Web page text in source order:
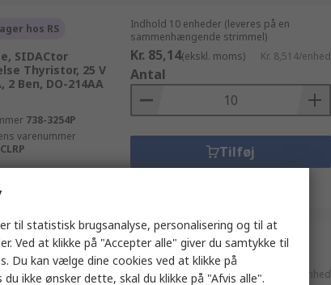
hos RS
SIDACtor
Thyristor, 25 V
2 Ben, DO-214AA
738-3254P
varenummer
Indhold 10 enheder (leveres på en
sammenhængende strimmel)
Kr. 85,14(ekskl. moms) Kr. 8,514/enhed
Antal
Tilføj
ikke på lager
SIDAC, 190 V 5 μA, 2
Indhold (1 rulle af 5000 enheder)
Kr. 40.450,00(ekskl. moms)
Kr. 8,09/enhed
til statistisk brugsanalyse, personalisering og til at
Ved at klikke på "Accepter alle" giver du samtykke til
Du kan vælge dine cookies ved at klikke på
ikke ønsker dette, skal du klikke på "Afvis alle".